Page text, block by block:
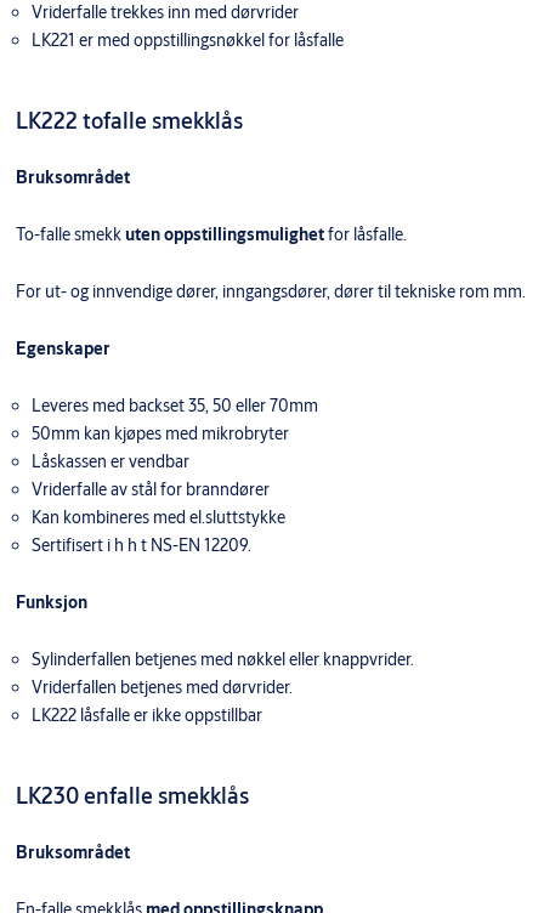
Vriderfalle trekkes inn med dørvrider
LK221 er med oppstillingsnøkkel for låsfalle
LK222 tofalle smekklås
Bruksområdet
To-falle smekk uten oppstillingsmulighetfor låsfalle.
For ut- og innvendige dører, inngangsdører, dører til tekniske rom mm.
Egenskaper
Leveres med backset 35, 50 eller 70mm
50mm kan kjøpes med mikrobryter
Låskassen er vendbar
Vriderfalle av stål for branndører
Kan kombineres med el.sluttstykke
Sertifisert i h h t NS-EN 12209.
Funksjon
Sylinderfallen betjenes med nøkkel eller knappvrider.
Vriderfallen betjenes med dørvrider.
LK222 låsfalle er ikke oppstillbar
LK230 enfalle smekklås
Bruksområdet